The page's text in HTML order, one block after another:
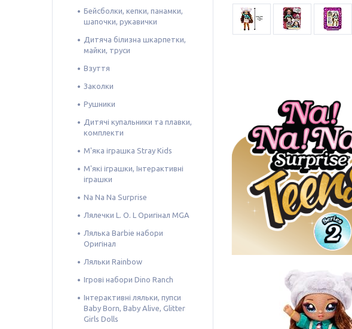
Бейсболки, кепки, панамки,
шапочки, рукавички
Дитяча білизна шкарпетки,
майки, труси
Взуття
Заколки
Рушники
Дитячі купальники та плавки,
комплекти
М'яка іграшка Stray Kids
М'які іграшки, Інтерактивні
іграшки
Na Na Na Surprise
Лялечки L. O. L Оригінал MGA
Лялька Barbie набори
Оригінал
Ляльки Rainbow
Ігрові набори Dino Ranch
Інтерактивні ляльки, пупси
Baby Born, Baby Alive, Glitter
Girls Dolls